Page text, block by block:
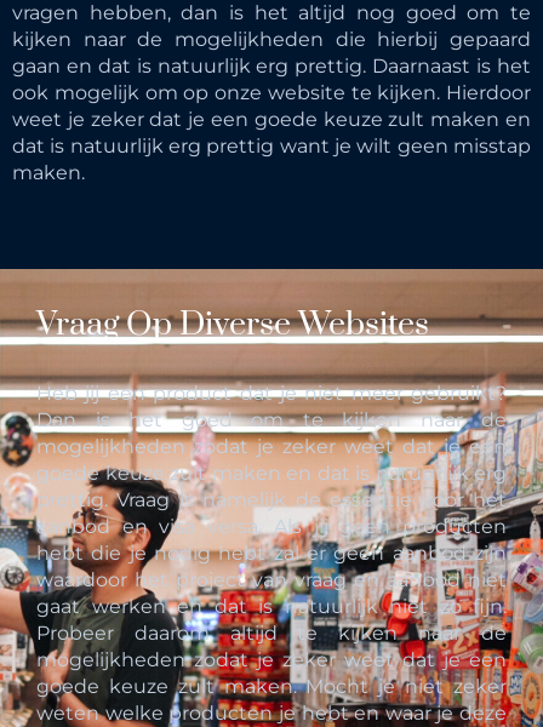
vragen hebben, dan is het altijd nog goed om te
kijken naar de mogelijkheden die hierbij gepaard
gaan en dat is natuurlijk erg prettig. Daarnaast is het
ook mogelijk om op onze website te kijken. Hierdoor
weet je zeker dat je een goede keuze zult maken en
dat is natuurlijk erg prettig want je wilt geen misstap
maken.
Vraag Op Diverse Websites
Heb jij een product dat je niet meer gebruikt?
Dan is het goed om te kijken naar de
mogelijkheden zodat je zeker weet dat je een
goede keuze zult maken en dat is natuurlijk erg
prettig. Vraag is namelijk de essentie voor het
aanbod en visa versa. Als jij geen producten
hebt die je nodig hebt zal er geen aanbod zijn
waardoor het project van vraag en aanbod niet
gaat werken en dat is natuurlijk niet zo fijn.
Probeer daarom altijd te kijken naar de
mogelijkheden zodat je zeker weet dat je een
goede keuze zult maken. Mocht je niet zeker
weten welke producten je hebt en waar je deze